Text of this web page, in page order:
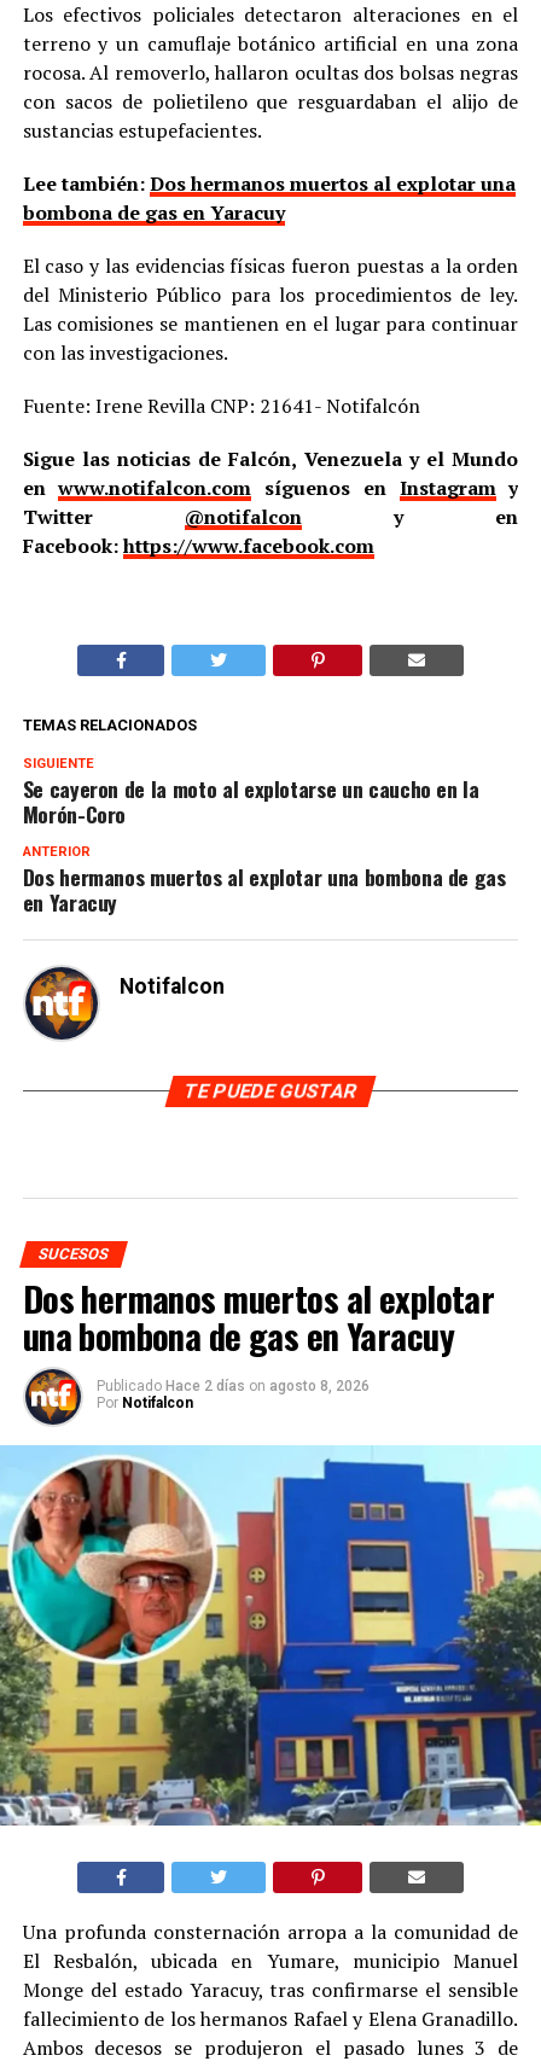
Los efectivos policiales detectaron alteraciones en el
terreno y un camuflaje botánico artificial en una zona
rocosa. Al removerlo, hallaron ocultas dos bolsas negras
con sacos de polietileno que resguardaban el alijo de
sustancias estupefacientes.
Lee también:Dos hermanos muertos al explotar una
bombona de gas en Yaracuy
El caso y las evidencias físicas fueron puestas a la orden
del Ministerio Público para los procedimientos de ley.
Las comisiones se mantienen en el lugar para continuar
con las investigaciones.
Fuente: Irene Revilla CNP: 21641- Notifalcón
Sigue las noticias de Falcón, Venezuela y el Mundo
enwww.notifalcon.com síguenos en Instagramy
Twitter @notifalcony en
Facebook:https://www.facebook.com
TEMAS RELACIONADOS
SIGUIENTE
Se cayeron de la moto al explotarse un caucho en la
Morón-Coro
ANTERIOR
Dos hermanos muertos al explotar una bombona de gas
en Yaracuy
Notifalcon
TE PUEDE GUSTAR
SUCESOS
Dos hermanos muertos al explotar
una bombona de gas en Yaracuy
Publicado Hace 2 días on agosto 8, 2026
Por Notifalcon
Una profunda consternación arropa a la comunidad de
El Resbalón, ubicada en Yumare, municipio Manuel
Monge del estado Yaracuy, tras confirmarse el sensible
fallecimiento de los hermanos Rafael y Elena Granadillo.
Ambos decesos se produjeron el pasado lunes 3 de